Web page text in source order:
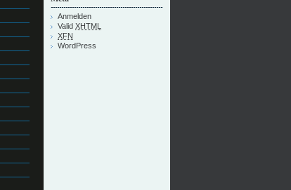
Anmelden
Valid XHTML
XFN
WordPress